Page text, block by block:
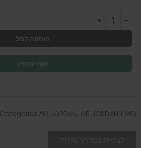
הוספה לסל
קנה עכשיו
Categories AIR JORDAN, AIR JORDAN 1 MID